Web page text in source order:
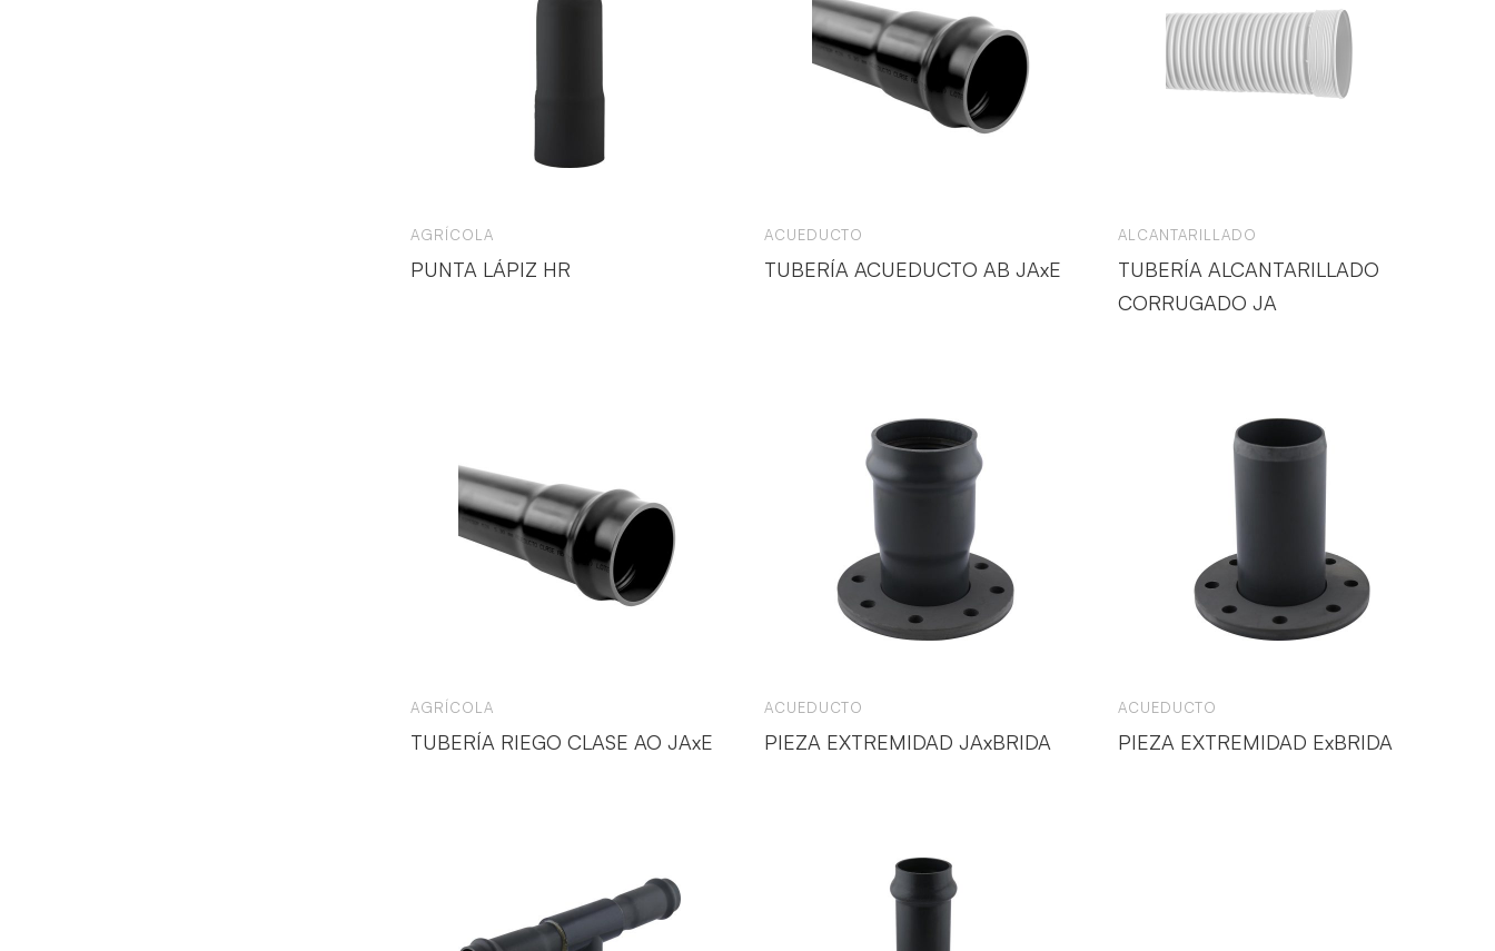
AGRÍCOLA
PUNTA LÁPIZ HR
ACUEDUCTO
TUBERÍA ACUEDUCTO AB JAxE
ALCANTARILLADO
TUBERÍA ALCANTARILLADO
CORRUGADO JA
AGRÍCOLA
TUBERÍA RIEGO CLASE AO JAxE
ACUEDUCTO
PIEZA EXTREMIDAD JAxBRIDA
ACUEDUCTO
PIEZA EXTREMIDAD ExBRIDA